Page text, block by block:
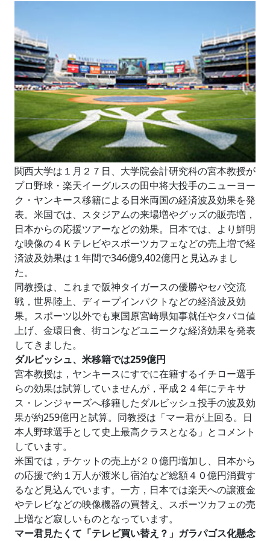
関西大学は１月２７日、大学院会計研究科の宮本教授が
プロ野球・楽天イーグルスの田中将大投手のニューヨー
ク・ヤンキース移籍による日米両国の経済波及効果を発
表。米国では、スタジアムの来場増やグッズの販売増，
日本からの応援ツアーなどの効果。日本では、より鮮明
な映像の４Ｋテレビやスポーツカフェなどの売上増で経
済波及効果は１年間で346億9,402億円と見込みまし
た。
同教授は、これまで阪神タイガースの優勝やセパ交流
戦，世界陸上、ディープインパクトなどの経済波及効
果。スポーツ以外でも東国原宮崎県知事就任やタバコ値
上げ、金環日食、街コンなどユニークな経済効果を発表
してきました。
ダルビッシュ、米移籍では259億円
宮本教授は，ヤンキースにすでに在籍するイチロー選手
らの効果は試算していませんが，平成２４年にテキサ
ス・レンジャーズへ移籍したダルビッシュ投手の波及効
果が約259億円と試算。同教授は「マー君が上回る。日
本人野球選手として史上最高クラスとなる」とコメント
しています。
米国では，チケットの売上が２０億円増加し、日本から
の応援で約１万人が渡米し宿泊など総額４０億円消費す
るなど見込んでいます。一方，日本では楽天への譲渡金
やテレビなどの映像機器の買替え、スポーツカフェの売
上増など寂しいものとなっています。
マー君見たくて「テレビ買い替え？」ガラパゴス化懸念